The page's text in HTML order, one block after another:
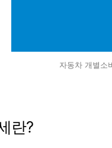
자동차 개별소
란?